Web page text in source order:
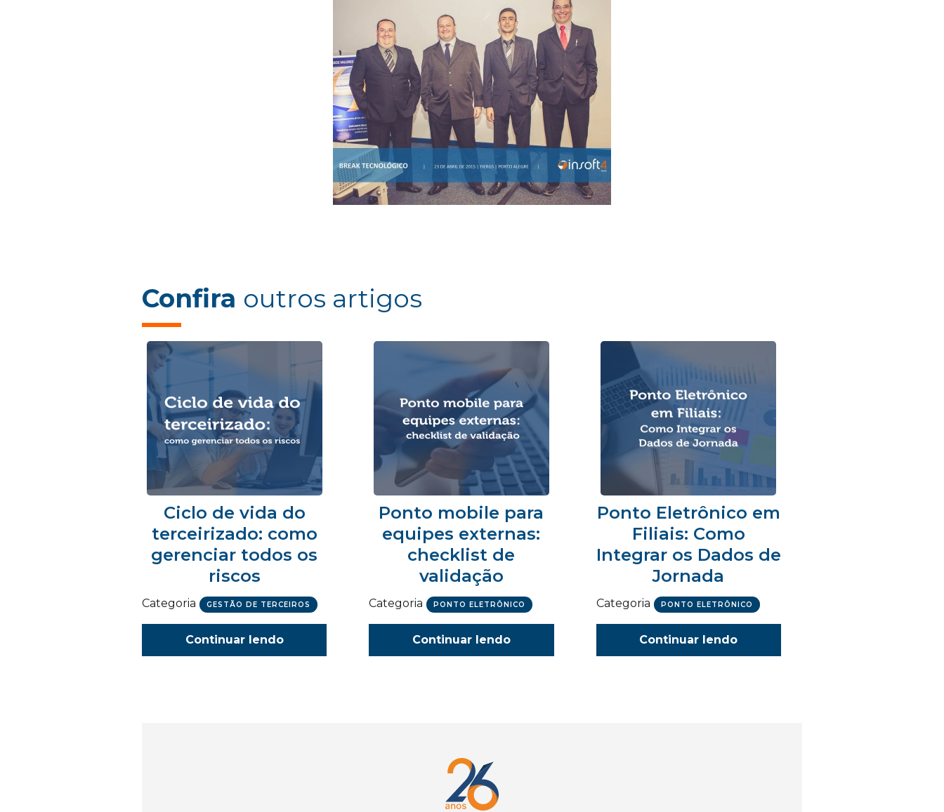
Confira outros artigos
Ciclo de vida do
terceirizado: como
gerenciar todos os
riscos
Categoria GESTÃO DE TERCEIROS
Continuar lendo
Ponto mobile para
equipes externas:
checklist de
validação
Categoria PONTO ELETRÔNICO
Continuar lendo
Ponto Eletrônico em
Filiais: Como
Integrar os Dados de
Jornada
Categoria PONTO ELETRÔNICO
Continuar lendo